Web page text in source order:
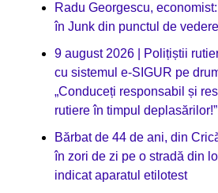
Radu Georgescu,
în Junk din punctul de
9 august 2026 | Polițiștii
cu sistemul e-SIGUR pe
„Conduceți responsabil și
rutiere în timpul deplasărilor!”
Bărbat de 44 de ani, din
în zori de zi pe o stradă din
indicat aparatul etilotest